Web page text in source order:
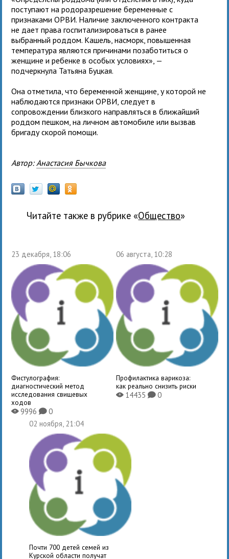
поступают на родоразрешение беременные с
признаками ОРВИ. Наличие заключенного контракта
не дает права госпитализироваться в ранее
выбранный роддом. Кашель, насморк, повышенная
температура являются причинами позаботиться о
женщине и ребенке в особых условиях», —
подчеркнула Татьяна Буцкая.
Она отметила, что беременной женщине, у которой не
наблюдаются признаки ОРВИ, следует в
сопровождении близкого направляться в ближайший
роддом пешком, на личном автомобиле или вызвав
бригаду скорой помощи.
Автор: Анастасия Бычкова
Читайте также в рубрике « общество»
23 декабря, 18:06
Фистулография:
диагностический метод
исследования свищевых
ходов
X9996K0
06 августа, 10:28
Профилактика варикоза:
как реально снизить риски
X14435 K0
02 ноября, 21:04
Почти 700 детей семей из
Курской области получат